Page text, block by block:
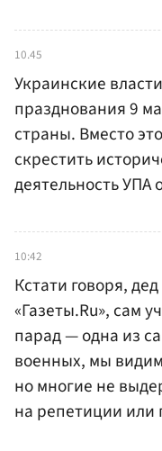
10.45
Украинские
празднования 9
страны. Вместо
скрестить
деятельность
10:42
Кстати говоря,
«Газеты.Ru», сам
парад — одна из
военных, мы
но многие не
на репетиции или